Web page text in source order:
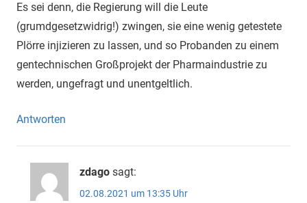
Es sei denn, die Regierung will die Leute
(grumdgesetzwidrig!) zwingen, sie eine wenig getestete
Plörre injizieren zu lassen, und so Probanden zu einem
gentechnischen Großprojekt der Pharmaindustrie zu
werden, ungefragt und unentgeltlich.
Antworten
zdago sagt:
02.08.2021 um 13:35 Uhr